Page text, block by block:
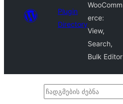
Plugin
Directory
WooComm
erce:
View,
Search,
Bulk Editor
ჩადგმების